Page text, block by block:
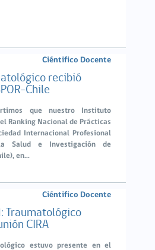
Ciéntifico Docente
recibió
Chile
que nuestro Instituto
Ranking Nacional de Prácticas
Internacional Profesional
Salud e Investigación de
, en...
Ciéntifico Docente
Traumatológico
CIRA
estuvo presente en el